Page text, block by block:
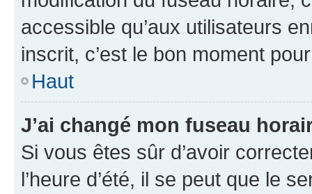
accessible qu’aux utilisateurs
inscrit, c’est le bon moment
Haut
J’ai changé mon fuseau
Si vous êtes sûr d’avoir
l’heure d’été, il se peut que le